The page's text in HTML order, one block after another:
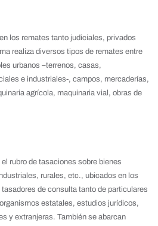
los remates tanto judiciales, privados
realiza diversos tipos de remates entre
urbanos –terrenos, casas,
e industriales-, campos, mercaderías,
agrícola, maquinaria vial, obras de
rubro de tasaciones sobre bienes
rurales, etc., ubicados en los
de consulta tanto de particulares
estatales, estudios jurídicos,
y extranjeras. También se abarcan